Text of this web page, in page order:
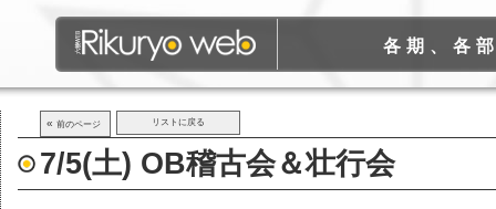
各期、各
« 前のページ リストに戻る
7/5(土) OB稽古会＆壮行会